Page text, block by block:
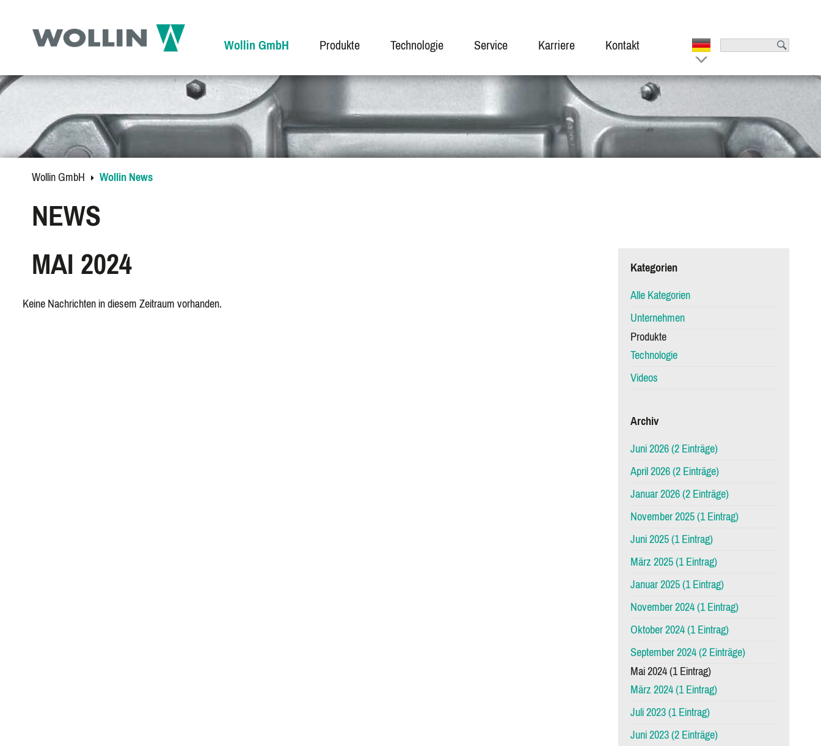
Wollin GmbH Produkte Technologie Service Karriere Kontakt
Wollin GmbH Wollin News
NEWS
MAI 2024
Keine Nachrichten in diesem Zeitraum vorhanden.
Kategorien
Alle Kategorien
Unternehmen
Produkte
Technologie
Videos
Archiv
Juni 2026 (2 Einträge)
April 2026 (2 Einträge)
Januar 2026 (2 Einträge)
November 2025 (1 Eintrag)
Juni 2025 (1 Eintrag)
März 2025 (1 Eintrag)
Januar 2025 (1 Eintrag)
November 2024 (1 Eintrag)
Oktober 2024 (1 Eintrag)
September 2024 (2 Einträge)
Mai 2024 (1 Eintrag)
März 2024 (1 Eintrag)
Juli 2023 (1 Eintrag)
Juni 2023 (2 Einträge)